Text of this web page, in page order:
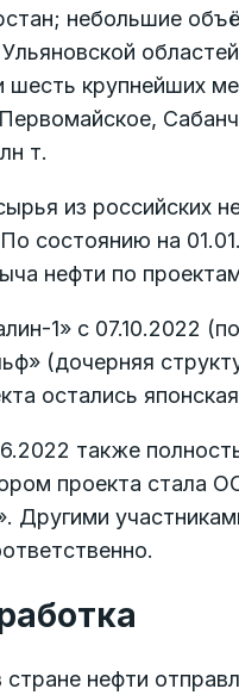
небольшие
шесть крупнейших
т.
из российских
состоянию на
нефти по
1» с 07.10.2022
(дочерняя
остались
также
проекта стала
Другими
нефти